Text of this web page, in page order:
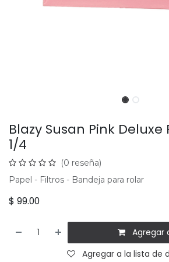
Blazy Susan Pink Deluxe
1/4
(0 reseña)
Papel - Filtros - Bandeja para rolar
$ 99.00
Agregar
Agregar a la lista de